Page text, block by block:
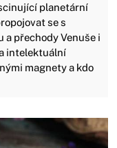
planetární
se s
a přechody Venuše i
intelektuální
magnety a kdo